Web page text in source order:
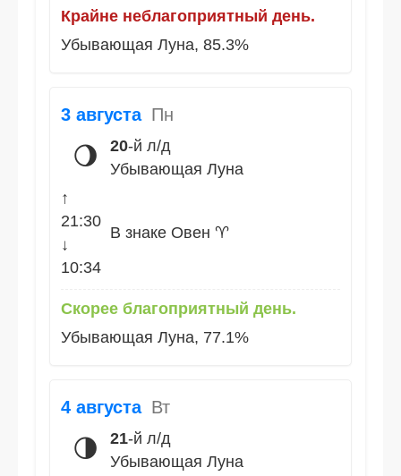
Крайне неблагоприятный день.
Убывающая Луна, 85.3%
3 августа Пн
🌖 20-й л/д
Убывающая Луна
↑
21:30
↓
10:34
В знаке Овен ♈
Скорее благоприятный день.
Убывающая Луна, 77.1%
4 августа Вт
🌗 21-й л/д
Убывающая Луна